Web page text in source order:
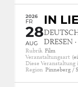
2026
FR
28
AUG
IN
DRESEN
Rubrik Film
Veranstaltungsart
Diese Veranstaltung
Region Pinneberg /